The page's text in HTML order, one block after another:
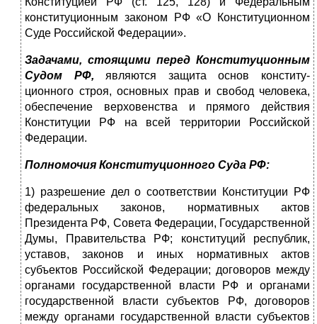
конституционным законом РФ «О Конституци­онном
Суде Российской Федерации».
Задачами, стоящими перед Конституцион­ным
Судом РФ,являются защита основ конститу­
ционного строя, основных прав и свобод человека,
обеспечение верховенства и прямого действия
Конституции РФ на всей территории Российской
Федерации.
Полномочия Конституционного Суда РФ:
1) разрешение дел о соответствии Конститу­ции РФ
федеральных законов, нормативных ак­тов
Президента РФ, Совета Федерации, Государ­ственной
Думы, Правительства РФ; конституций республик,
уставов, законов и иных нормативных актов
субъектов Российской Федерации; догово­ров между
органами государственной власти РФ и органами
государственной власти субъектов РФ, договоров
между органами государственной власти субъектов